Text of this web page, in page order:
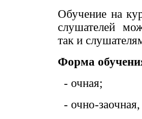
Обучение на
слушателей
так и
Форма
- очная;
- очно-